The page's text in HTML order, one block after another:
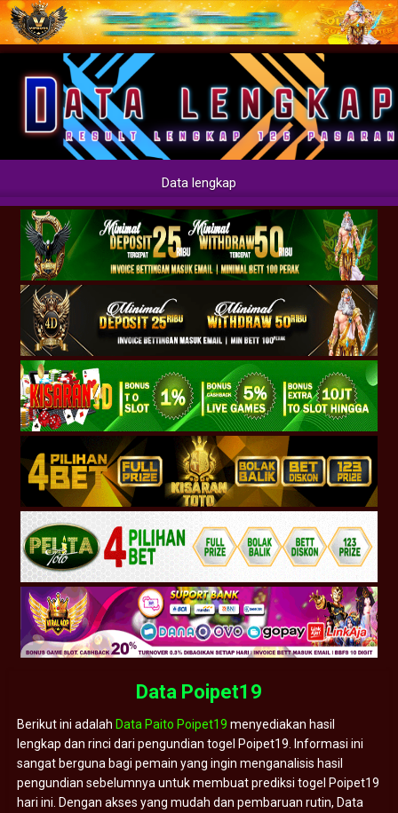
Data lengkap
Data Poipet19
Berikut ini adalah Data Paito Poipet19 menyediakan hasil
lengkap dan rinci dari pengundian togel Poipet19. Informasi ini
sangat berguna bagi pemain yang ingin menganalisis hasil
pengundian sebelumnya untuk membuat prediksi togel Poipet19
hari ini. Dengan akses yang mudah dan pembaruan rutin, Data